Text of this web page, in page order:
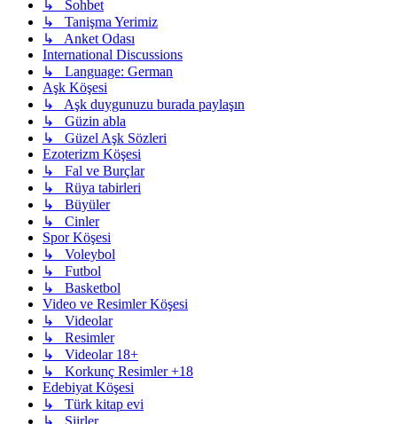
↳ Sohbet
↳ Tanişma Yerimiz
↳ Anket Odası
International Discussions
↳ Language: German
Aşk Köşesi
↳ Aşk duygunuzu burada paylaşın
↳ Güzin abla
↳ Güzel Aşk Sözleri
Ezoterizm Köşesi
↳ Fal ve Burçlar
↳ Rüya tabirleri
↳ Büyüler
↳ Cinler
Spor Köşesi
↳ Voleybol
↳ Futbol
↳ Basketbol
Video ve Resimler Köşesi
↳ Videolar
↳ Resimler
↳ Videolar 18+
↳ Korkunç Resimler +18
Edebiyat Köşesi
↳ Türk kitap evi
↳ Şiirler